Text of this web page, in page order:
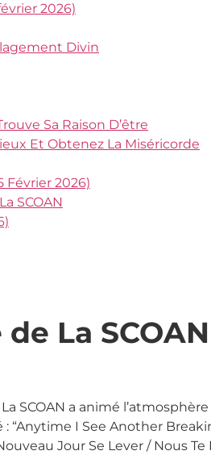
2026)
Divin
Sa Raison D’être
Et Obtenez La Miséricorde
Février 2026)
SCOAN
La
SCOAN a animé
I See Another
Jour Se Lever / Nous